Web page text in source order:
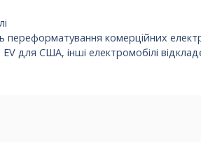
переформатування комерційних
для США, інші електромобілі